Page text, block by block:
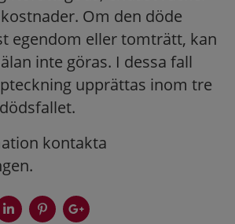
Om den döde
egendom eller tomträtt, kan
inte göras. I dessa fall
upprättas inom tre
kontakta